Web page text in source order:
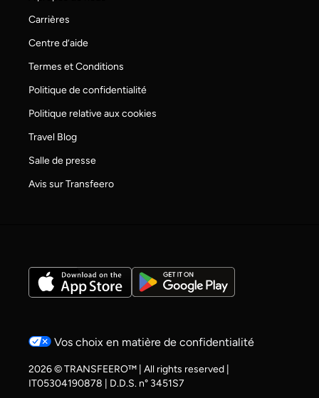
Carrières
Centre d’aide
Termes et Conditions
Politique de confidentialité
Politique relative aux cookies
Travel Blog
Salle de presse
Avis sur Transfeero
Vos choix en matière de confidentialité
2026 © TRANSFEERO™ | All rights reserved |
IT05304190878 | D.D.S. n° 3451S7